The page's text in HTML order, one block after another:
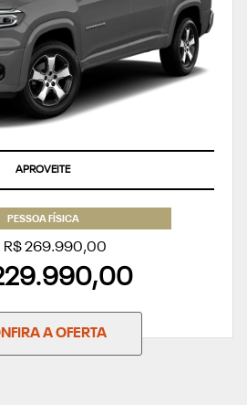
APROVEITE
PESSOA FÍSICA
R$ 269.990,00
A OFERTA